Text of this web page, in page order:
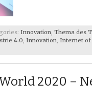
Innovation Thema des
4.0 Innovation Internet of
2020 –